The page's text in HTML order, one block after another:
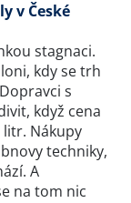
v České
stagnaci.
kdy se trh
s
když cena
litr. Nákupy
techniky,
A
na tom nic